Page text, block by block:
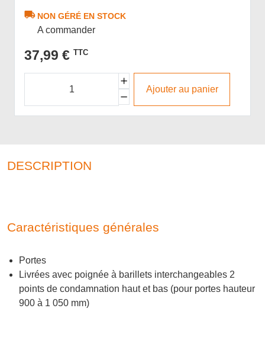
NON GÉRÉ EN STOCK
A commander
37,99 € TTC
Ajouter au panier
DESCRIPTION
Caractéristiques générales
Portes
Livrées avec poignée à barillets interchangeables 2
points de condamnation haut et bas (pour portes hauteur
900 à 1 050 mm)